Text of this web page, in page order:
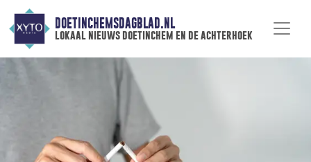
DOETINCHEMSDAGBLAD.NL
lokaal nieuws doetinchem en de achterhoek